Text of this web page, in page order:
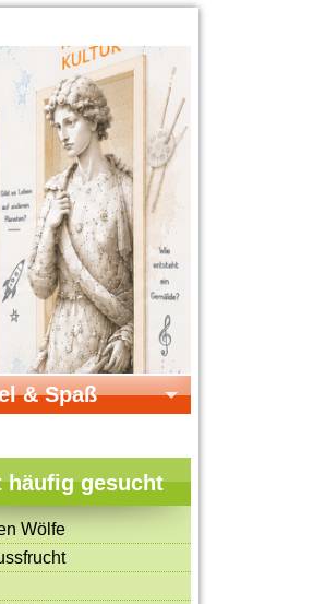
& Spaß
& Kreatives
häufig gesucht
Wölfe